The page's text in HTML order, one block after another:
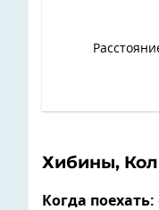
Хибины,
Когда поехать: